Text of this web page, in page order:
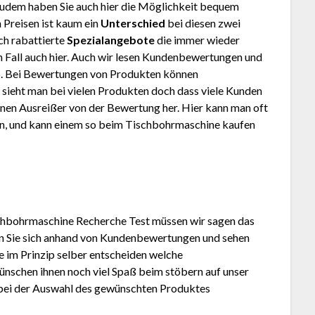
haben Sie auch hier die Möglichkeit bequem
ist kaum ein Unterschied bei diesen zwei
rabattierteSpezialangebotedie immer wieder
auch hier. Auch wir lesen Kundenbewertungen und
Bewertungen von Produkten können
man bei vielen Produkten doch dass viele Kunden
Ausreißer von der Bewertung her. Hier kann man oft
und kann einem so beim Tischbohrmaschine kaufen
Recherche Test müssen wir sagen das
sich anhand von Kundenbewertungen und sehen
im Prinzip selber entscheiden welche
ihnen noch viel Spaß beim stöbern auf unser
der Auswahl des gewünschten Produktes